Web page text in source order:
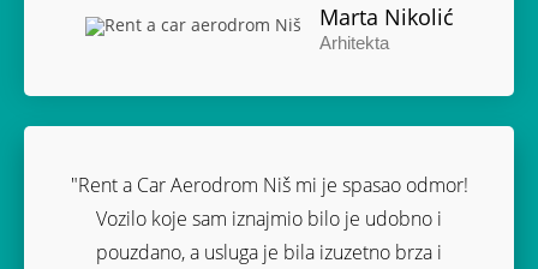
Marta Nikolić
Arhitekta
"Rent a Car Aerodrom Niš mi je spasao odmor!
Vozilo koje sam iznajmio bilo je udobno i
pouzdano, a usluga je bila izuzetno brza i